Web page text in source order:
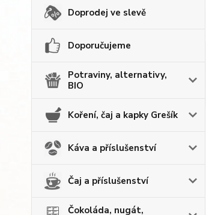
Doprodej ve slevě
Doporučujeme
Potraviny, alternativy,
BIO
Koření, čaj a kapky Grešík
Káva a příslušenství
Čaj a příslušenství
Čokoláda, nugát,